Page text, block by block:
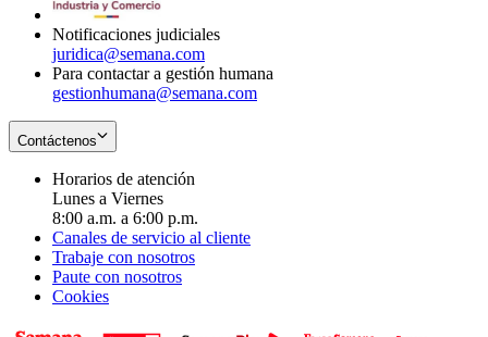
Notificaciones judiciales
juridica@semana.com
Para contactar a gestión humana
gestionhumana@semana.com
Contáctenos
Horarios de atención
Lunes a Viernes
8:00 a.m. a 6:00 p.m.
Canales de servicio al cliente
Trabaje con nosotros
Paute con nosotros
Cookies